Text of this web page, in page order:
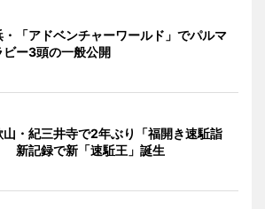
・「アドベンチャーワールド」でパルマ
ビー3頭の一般公開
山・紀三井寺で2年ぶり「福開き速駈詣
新記録で新「速駈王」誕生